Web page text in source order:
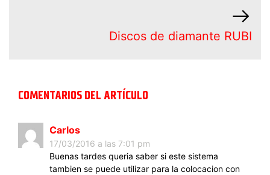
Discos de diamante RUBI
COMENTARIOS DEL ARTÍCULO
Carlos
17/03/2016 a las 7:01 pm
Buenas tardes queria saber si este sistema
tambien se puede utilizar para la colocacion con